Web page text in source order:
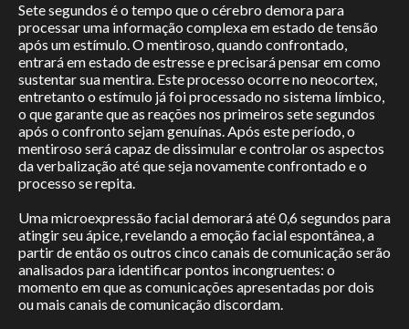
Sete segundos é o tempo que o cérebro demora para
processar uma informação complexa em estado de tensão
após um estímulo. O mentiroso, quando confrontado,
entrará em estado de estresse e precisará pensar em como
sustentar sua mentira. Este processo ocorre no neocortex,
entretanto o estímulo já foi processado no sistema límbico,
o que garante que as reações nos primeiros sete segundos
após o confronto sejam genuínas. Após este período, o
mentiroso será capaz de dissimular e controlar os aspectos
da verbalização até que seja novamente confrontado e o
processo se repita.
Uma microexpressão facial demorará até 0,6 segundos para
atingir seu ápice, revelando a emoção facial espontânea, a
partir de então os outros cinco canais de comunicação serão
analisados para identificar pontos incongruentes: o
momento em que as comunicações apresentadas por dois
ou mais canais de comunicação discordam.